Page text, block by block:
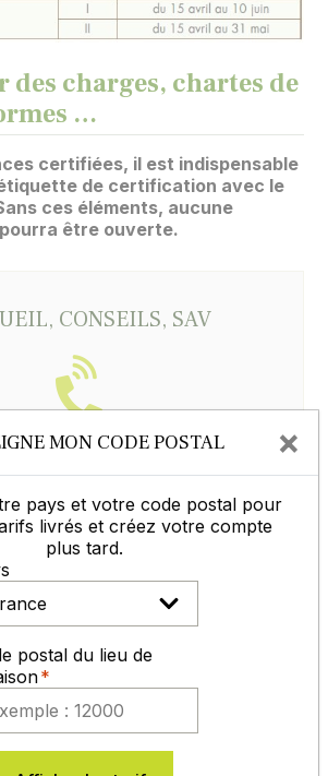
des charges, chartes de
…
certifiées, il est indispensable
de certification avec le
ces éléments, aucune
être ouverte.
CONSEILS, SAV
au vendredi
Contactez-nous
aussi
Tourbe
MON CODE POSTAL ×
pays et votre code postal pour
livrés et créez votre compte
plus tard.
postal du lieu de